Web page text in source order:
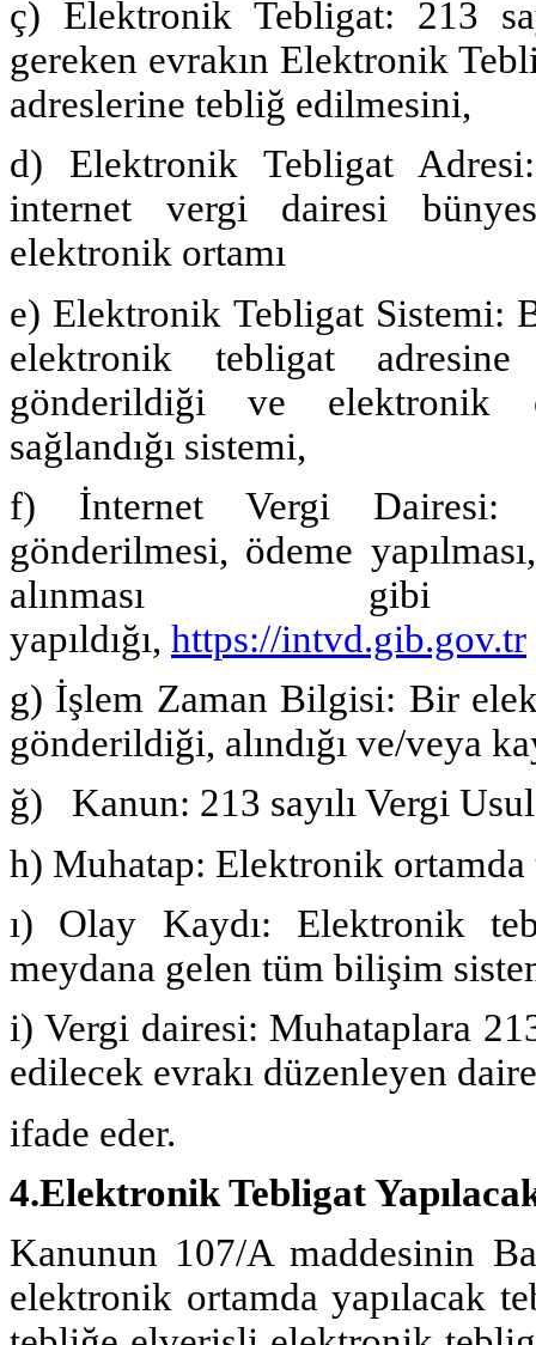
ç) Elektronik Tebligat: 213
gereken evrakın Elektronik
adreslerine tebliğ edilmesini,
d) Elektronik Tebligat
internet vergi dairesi
elektronik ortamı
e) Elektronik Tebligat Sistemi:
elektronik tebligat
gönderildiği ve elektronik
sağlandığı sistemi,
f) İnternet Vergi Dairesi:
gönderilmesi, ödeme
alınması gibi
yapıldığı, https://intvd.gib.gov.tr
g) İşlem Zaman Bilgisi: Bir
gönderildiği, alındığı ve/veya
ğ) Kanun: 213 sayılı Vergi
h) Muhatap: Elektronik ortamda
ı) Olay Kaydı: Elektronik
meydana gelen tüm bilişim
i) Vergi dairesi: Muhataplara
edilecek evrakı düzenleyen
ifade eder.
4.Elektronik Tebligat
Kanunun 107/A maddesinin
elektronik ortamda yapılacak